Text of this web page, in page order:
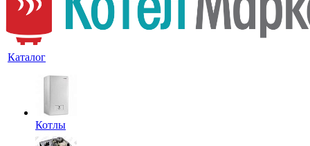
Каталог
Котлы